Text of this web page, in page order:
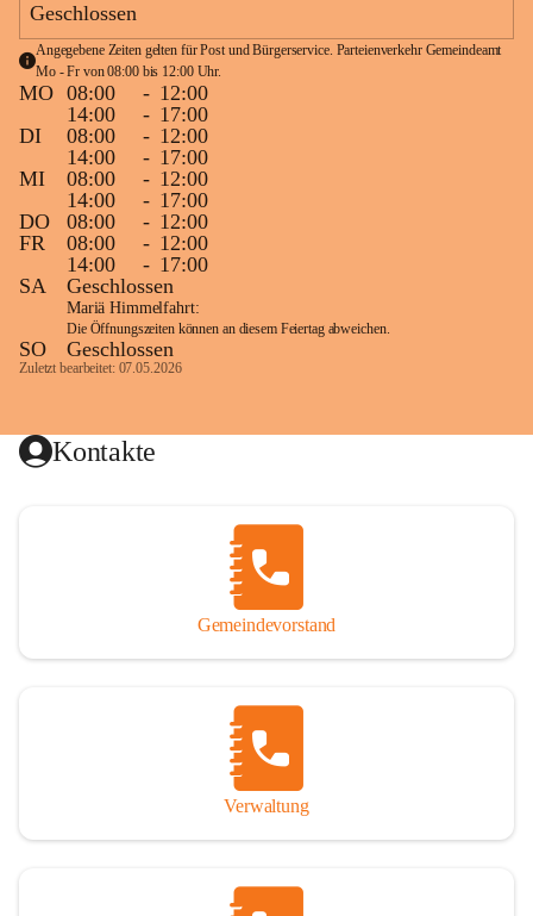
Geschlossen
Angegebene Zeiten gelten für Post und Bürgerservice. Parteienverkehr Gemeindeamt
Mo - Fr von 08:00 bis 12:00 Uhr.
MO 08:00 - 12:00
14:00
- 17:00
DI
08:00 - 12:00
14:00
- 17:00
MI
08:00 - 12:00
14:00
- 17:00
DO
08:00 - 12:00
FR
08:00 - 12:00
14:00
- 17:00
SA
Geschlossen
Mariä Himmelfahrt:
Die Öffnungszeiten können an diesem Feiertag abweichen.
SO Geschlossen
Zuletzt bearbeitet: 07.05.2026
Kontakte
Gemeindevorstand
Verwaltung